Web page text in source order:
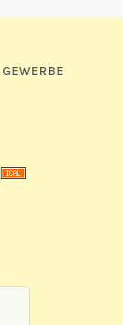
GEWERBE
Download PDF